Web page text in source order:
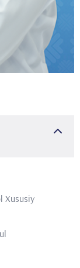
Xususiy